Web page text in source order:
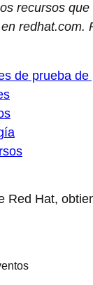
recursos
redhat.com.
de prueba de
Red Hat,